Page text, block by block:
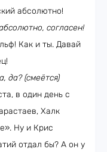
абсолютно!
согласен!
Как и ты. Давай
да? (смеётся)
в один день с
Халк
Ну и Крис
отдал бы? А он у